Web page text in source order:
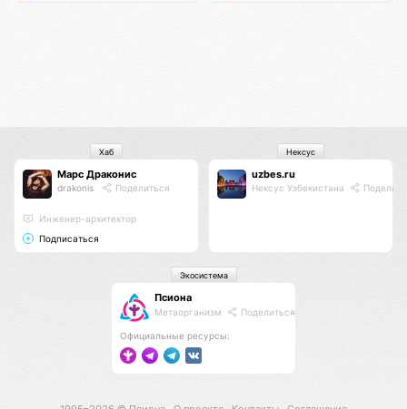
Марс Драконис
drakonis Поделиться
Инженер-архитектор
Подписаться
Хаб
uzbes.ru
Нексус Узбекистана
Нексус
Псиона
Метаорганизм Поделиться
Официальные ресурсы:
Экосистема